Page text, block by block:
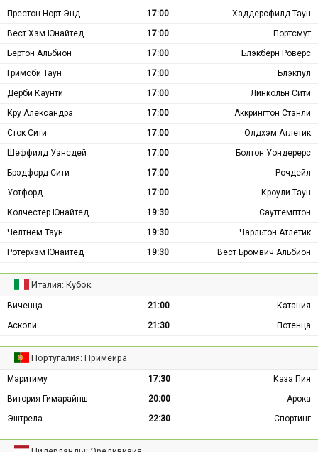
Престон Норт Энд
17:00
Хаддерсфилд Таун
Вест Хэм Юнайтед
17:00
Портсмут
Бёртон Альбион
17:00
Блэкберн Роверс
Гримсби Таун
17:00
Блэкпул
Дерби Каунти
17:00
Линкольн Сити
Кру Александра
17:00
Аккрингтон Стэнли
Сток Сити
17:00
Олдхэм Атлетик
Шеффилд Уэнсдей
17:00
Болтон Уондерерс
Брэдфорд Сити
17:00
Рочдейл
Уотфорд
17:00
Кроули Таун
Колчестер Юнайтед
19:30
Саутгемптон
Челтнем Таун
19:30
Чарльтон Атлетик
Ротерхэм Юнайтед
19:30 Вест Бромвич Альбион
Италия: Кубок
Виченца 21:00
Катания
Асколи
21:30 Потенца
Португалия: Примейра
Маритиму 17:30
Каза Пия
Витория Гимарайнш
20:00
Арока
Эштрела
22:30 Спортинг